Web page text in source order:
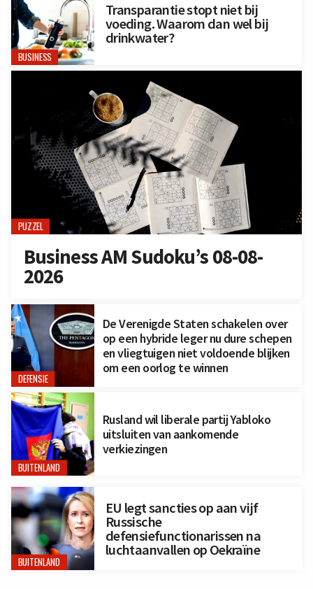
BUSINESS
Transparantie stopt niet bij
voeding. Waarom dan wel bij
drinkwater?
PUZZEL
Business AM Sudoku’s 08-08-
2026
DEFENSIE
De Verenigde Staten schakelen over
op een hybride leger nu dure schepen
en vliegtuigen niet voldoende blijken
om een oorlog te winnen
BUITENLAND
Rusland wil liberale partij Yabloko
uitsluiten van aankomende
verkiezingen
BUITENLAND
EU legt sancties op aan vijf
Russische
defensiefunctionarissen na
luchtaanvallen op Oekraïne